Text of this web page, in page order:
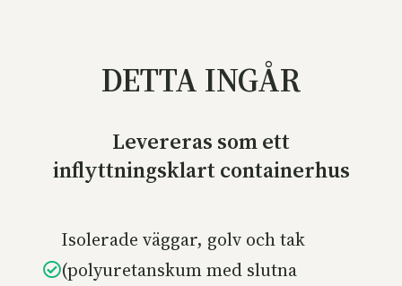
DETTA INGÅR
Levereras som ett
inflyttningsklart containerhus
Isolerade väggar, golv och tak
(polyuretanskum med slutna